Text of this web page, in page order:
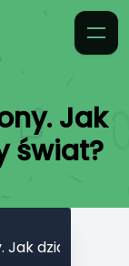
Jak
świat?